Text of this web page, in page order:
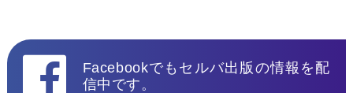
Facebookでもセルバ出版の情報を配
信中です。